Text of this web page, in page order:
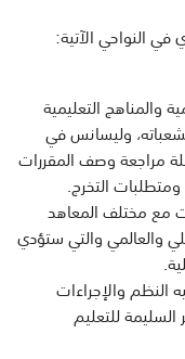
النواحي الآتية:
والمناهج التعليمية
وليسانس في
مراجعة وصف المقررات
التخرج.
مع مختلف المعاهد
والعالمي والتي ستؤدي
النظم والإجراءات
السليمة للتعليم